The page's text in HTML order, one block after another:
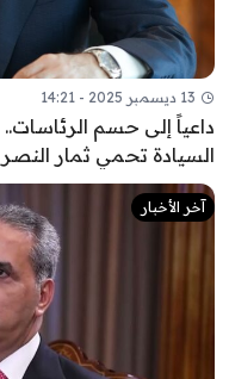
13 ديسمبر 2025 - 14:21
داعياً إلى حسم
السيادة تحمي ثمار النصر
آخر الأخبار